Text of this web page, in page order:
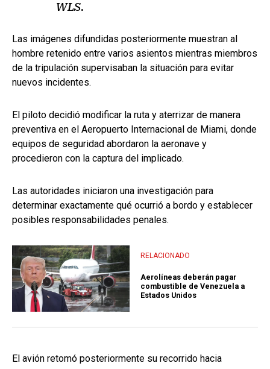
WLS.
Las imágenes difundidas posteriormente muestran al
hombre retenido entre varios asientos mientras miembros
de la tripulación supervisaban la situación para evitar
nuevos incidentes.
El piloto decidió modificar la ruta y aterrizar de manera
preventiva en el Aeropuerto Internacional de Miami, donde
equipos de seguridad abordaron la aeronave y
procedieron con la captura del implicado.
Las autoridades iniciaron una investigación para
determinar exactamente qué ocurrió a bordo y establecer
posibles responsabilidades penales.
RELACIONADO
Aerolíneas deberán pagar
combustible de Venezuela a
Estados Unidos
El avión retomó posteriormente su recorrido hacia